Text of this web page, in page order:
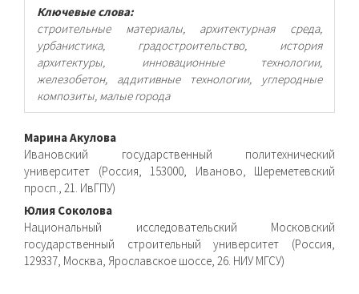
Ключевые слова:
строительные материалы, архитектурная среда,
урбанистика, градостроительство, история
архитектуры, инновационные технологии,
железобетон, аддитивные технологии, углеродные
композиты, малые города
Основное
содержимое
статьи
Марина Акулова
Ивановский государственный политехнический
университет (Россия, 153000, Иваново, Шереметевский
просп., 21. ИвГПУ)
Юлия Соколова
Национальный исследовательский Московский
государственный строительный университет (Россия,
129337, Москва, Ярославское шоссе, 26. НИУ МГСУ)